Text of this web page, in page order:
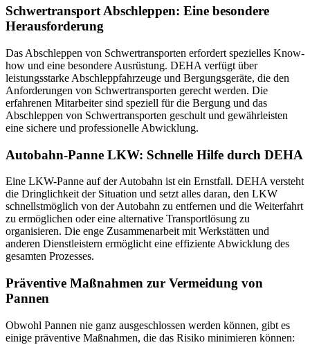
Schwertransport Abschleppen: Eine besondere
Herausforderung
Das Abschleppen von Schwertransporten erfordert spezielles Know-
how und eine besondere Ausrüstung. DEHA verfügt über
leistungsstarke Abschleppfahrzeuge und Bergungsgeräte, die den
Anforderungen von Schwertransporten gerecht werden. Die
erfahrenen Mitarbeiter sind speziell für die Bergung und das
Abschleppen von Schwertransporten geschult und gewährleisten
eine sichere und professionelle Abwicklung.
Autobahn-Panne LKW: Schnelle Hilfe durch DEHA
Eine LKW-Panne auf der Autobahn ist ein Ernstfall. DEHA versteht
die Dringlichkeit der Situation und setzt alles daran, den LKW
schnellstmöglich von der Autobahn zu entfernen und die Weiterfahrt
zu ermöglichen oder eine alternative Transportlösung zu
organisieren. Die enge Zusammenarbeit mit Werkstätten und
anderen Dienstleistern ermöglicht eine effiziente Abwicklung des
gesamten Prozesses.
Präventive Maßnahmen zur Vermeidung von
Pannen
Obwohl Pannen nie ganz ausgeschlossen werden können, gibt es
einige präventive Maßnahmen, die das Risiko minimieren können: